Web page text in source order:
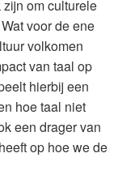
om culturele
voor de ene
volkomen
van taal op
hierbij een
hoe taal niet
een drager van
op hoe we de